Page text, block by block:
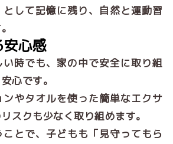
して記憶に残り、自然と運動習
安心感
時でも、家の中で安全に取り組
心です。
やタオルを使った簡単なエクサ
スクも少なく取り組めます。
とで、子どもも「見守ってもら